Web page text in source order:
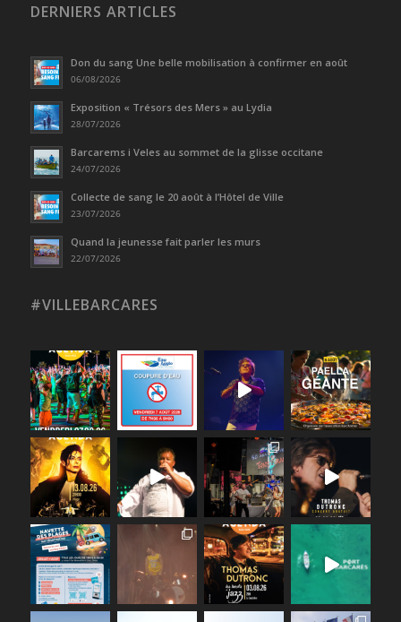
DERNIERS ARTICLES
Don du sang Une belle mobilisation à confirmer en août
06/08/2026
Exposition « Trésors des Mers » au Lydia
28/07/2026
Barcarems i Veles au sommet de la glisse occitane
24/07/2026
Collecte de sang le 20 août à l’Hôtel de Ville
23/07/2026
Quand la jeunesse fait parler les murs
22/07/2026
#VILLEBARCARES